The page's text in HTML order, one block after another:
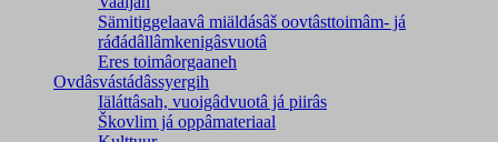
Sämitiggelaavâ miäldásâš oovtâsttoimâm- já
ráđádâllâmkenigâsvuotâ
Eres toimâorgaaneh
Ovdâsvástádâssyergih
Iäláttâsah, vuoigâdvuotâ já piirâs
Škovlim já oppâmateriaal